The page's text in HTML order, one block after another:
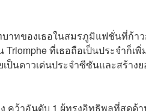
าทของเธอในสมรภูมิแฟชั่นที่ก้า
ที่เธอถือเป็นประจำก็เ
นดาวเด่นประจำซีซันและสร้าง
คว้าอันดับ 1 ผู้ทรงอิทธิพลที่สุดด้